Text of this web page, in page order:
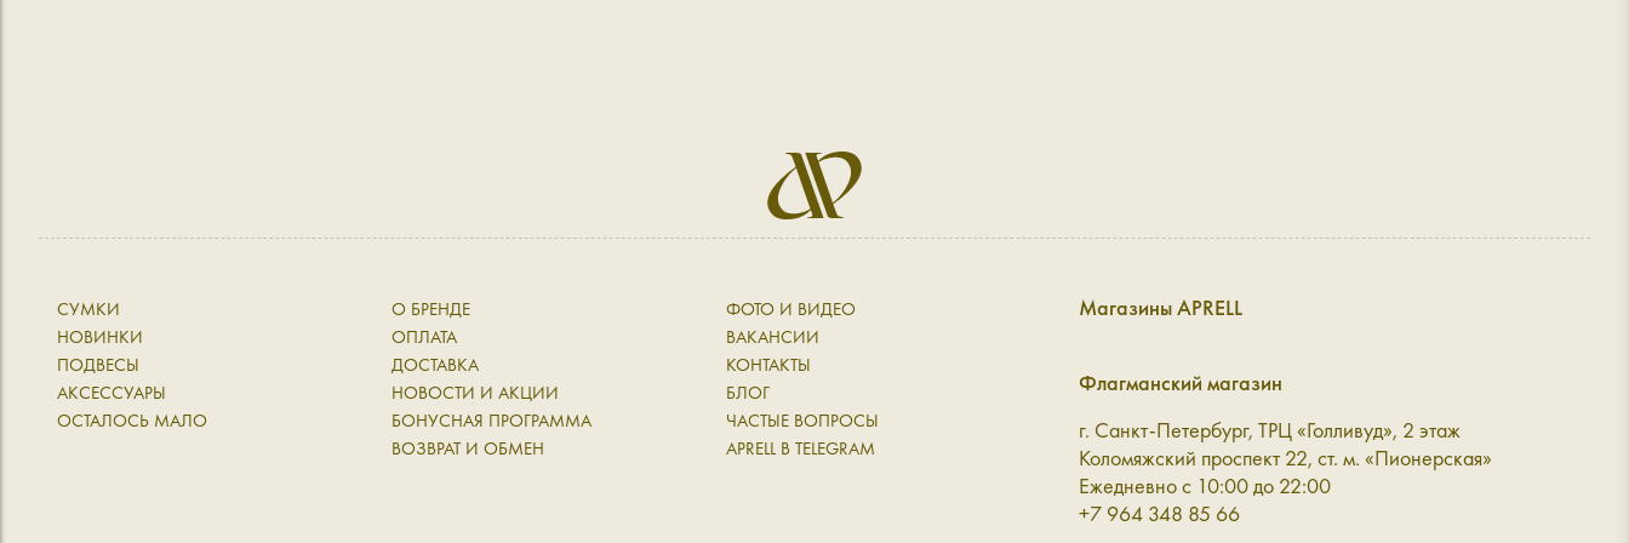
офлайн магазине Aprell . За это я очень благодарна
связи и переживала так же как и я, потому что
рекомендую его своим подругам!
СУМКИ
НОВИНКИ
ПОДВЕСЫ
АКСЕССУАРЫ
ОСТАЛОСЬ МАЛО
О БРЕНДЕ
ОПЛАТА
ДОСТАВКА
НОВОСТИ И АКЦИИ
БОНУСНАЯ ПРОГРАММА
ВОЗВРАТ И ОБМЕН
ФОТО И ВИДЕО
ВАКАНСИИ
КОНТАКТЫ
БЛОГ
ЧАСТЫЕ ВОПРОСЫ
APRELL В TELEGRAM
Магазины APRELL
Флагманский магазин
г. Санкт-Петербург, ТРЦ «Голливуд», 2 этаж
Коломяжский проспект 22, ст. м. «Пионерская»
Ежедневно с 10:00 до 22:00
+7 964 348 85 66